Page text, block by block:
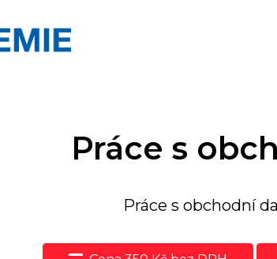
Práce s
Práce s obchodní